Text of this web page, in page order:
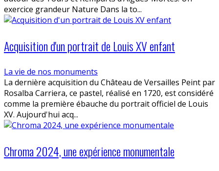
exercice grandeur Nature Dans la to...
Acquisition d'un portrait de Louis XV enfant
La vie de nos monuments
La dernière acquisition du Château de Versailles Peint par
Rosalba Carriera, ce pastel, réalisé en 1720, est considéré
comme la première ébauche du portrait officiel de Louis
XV. Aujourd'hui acq...
Chroma 2024, une expérience monumentale